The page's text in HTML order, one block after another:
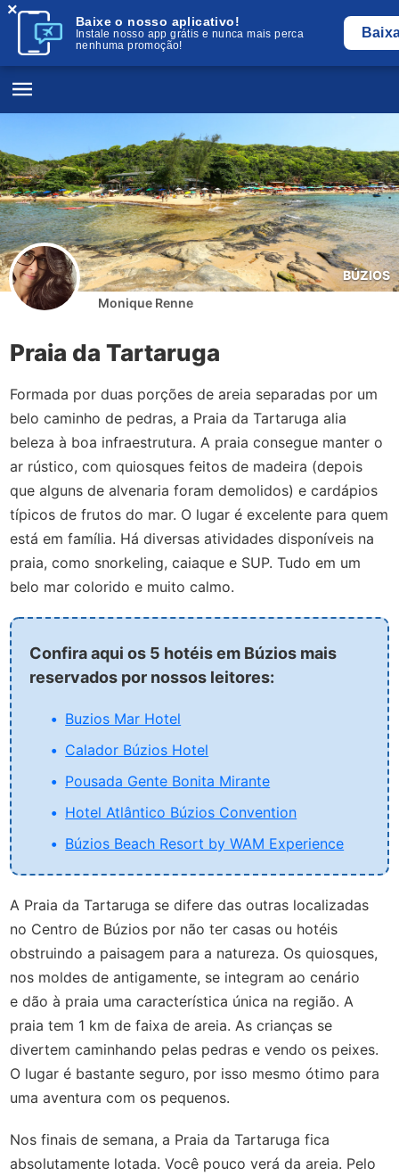
Baixe o nosso aplicativo!
Instale nosso app grátis e nunca mais perca
nenhuma promoção!
×
BÚZIOS
Monique Renne
Praia da Tartaruga
Formada por duas porções de areia separadas por um
belo caminho de pedras, a Praia da Tartaruga alia
beleza à boa infraestrutura. A praia consegue manter o
ar rústico, com quiosques feitos de madeira (depois
que alguns de alvenaria foram demolidos) e cardápios
típicos de frutos do mar. O lugar é excelente para quem
está em família. Há diversas atividades disponíveis na
praia, como snorkeling, caiaque e SUP. Tudo em um
belo mar colorido e muito calmo.
Confira aqui os 5 hotéis em Búzios mais
reservados por nossos leitores:
Buzios Mar Hotel
Calador Búzios Hotel
Pousada Gente Bonita Mirante
Hotel Atlântico Búzios Convention
Búzios Beach Resort by WAM Experience
A Praia da Tartaruga se difere das outras localizadas
no Centro de Búzios por não ter casas ou hotéis
obstruindo a paisagem para a natureza. Os quiosques,
nos moldes de antigamente, se integram ao cenário
e dão à praia uma característica única na região. A
praia tem 1 km de faixa de areia. As crianças se
divertem caminhando pelas pedras e vendo os peixes.
O lugar é bastante seguro, por isso mesmo ótimo para
uma aventura com os pequenos.
Nos finais de semana, a Praia da Tartaruga fica
absolutamente lotada. Você pouco verá da areia. Pelo